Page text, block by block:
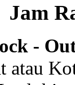
Jam
-
atau